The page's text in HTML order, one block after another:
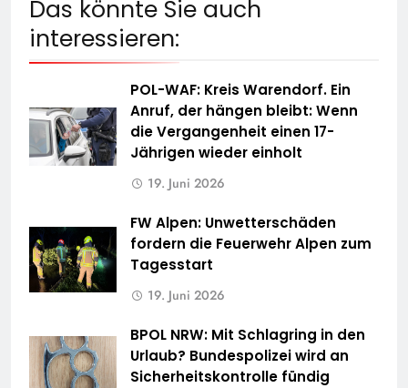
Das könnte Sie auch
interessieren:
POL-WAF: Kreis Warendorf. Ein
Anruf, der hängen bleibt: Wenn
die Vergangenheit einen 17-
Jährigen wieder einholt
19. Juni 2026
FW Alpen: Unwetterschäden
fordern die Feuerwehr Alpen zum
Tagesstart
19. Juni 2026
BPOL NRW: Mit Schlagring in den
Urlaub? Bundespolizei wird an
Sicherheitskontrolle fündig